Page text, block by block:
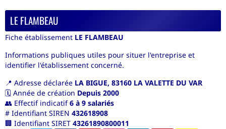
LE FLAMBEAU
Fiche établissement LE FLAMBEAU
Informations publiques utiles pour situer l'entreprise et
identifier l'établissement concerné.
📍 Adresse déclarée LA BIGUE, 83160 LA VALETTE DU VAR
🗓️ Année de création Depuis 2000
👥 Effectif indicatif 6 à 9 salariés
# Identifiant SIREN 432618908
🏢 Identifiant SIRET 43261890800011